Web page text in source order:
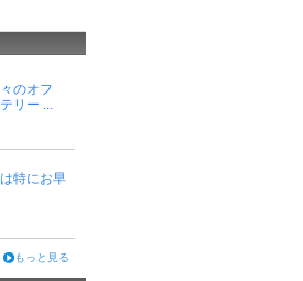
のオフ
リー ...
特にお早
もっと見る